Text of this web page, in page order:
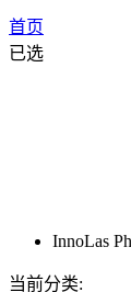
首页
已选
InnoLas
当前分类: